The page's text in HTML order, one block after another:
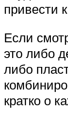
привести
Если
это либо
либо
кратко о